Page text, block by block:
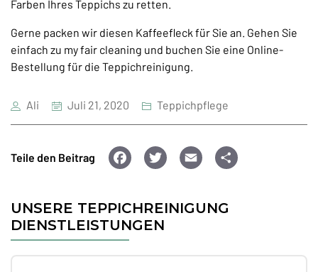
Farben Ihres Teppichs zu retten.
Gerne packen wir diesen Kaffeefleck für Sie an. Gehen Sie
einfach zu my fair cleaning und buchen Sie eine Online-
Bestellung für die Teppichreinigung.
Ali Juli 21, 2020 Teppichpflege
Teile den Beitrag
F
c
e
T
tt
E
ai
UNSERE TEPPICHREINIGUNG
DIENSTLEISTUNGEN